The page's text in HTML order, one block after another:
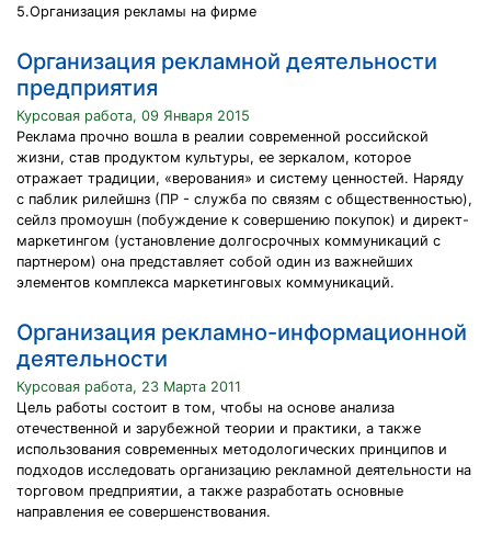
5.Организация рекламы на фирме
Организация рекламной деятельности
предприятия
Курсовая работа, 09 Января 2015
Реклама прочно вошла в реалии современной российской
жизни, став продуктом культуры, ее зеркалом, которое
отражает традиции, «верования» и систему ценностей. Наряду
с паблик рилейшнз (ПР - служба по связям с общественностью),
сейлз промоушн (побуждение к совершению покупок) и директ-
маркетингом (установление долгосрочных коммуникаций с
партнером) она представляет собой один из важнейших
элементов комплекса маркетинговых коммуникаций.
Организация рекламно-информационной
деятельности
Курсовая работа, 23 Марта 2011
Цель работы состоит в том, чтобы на основе анализа
отечественной и зарубежной теории и практики, а также
использования современных методологических принципов и
подходов исследовать организацию рекламной деятельности на
торговом предприятии, а также разработать основные
направления ее совершенствования.